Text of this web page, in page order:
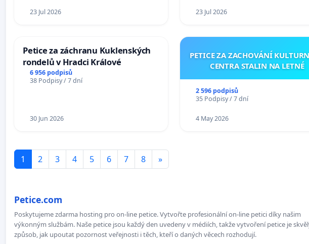
23 Jul 2026
23 Jul 2026
Petice za záchranu Kuklenských
rondelů v Hradci Králové
6 956 podpisů
38 Podpisy / 7 dní
30 Jun 2026
PETICE ZA ZACHOVÁNÍ
CENTRA STALIN NA LETNÉ
2 596 podpisů
35 Podpisy / 7 dní
4 May 2026
1 2 3 4 5 6 7 8 »
Petice.com
Poskytujeme zdarma hosting pro on-line petice. Vytvořte profesionální on-line petici díky našim
výkonným službám. Naše petice jsou každý den uvedeny v médiích, takže vytvoření petice je
způsob, jak upoutat pozornost veřejnosti i těch, kteří o daných věcech rozhodují.